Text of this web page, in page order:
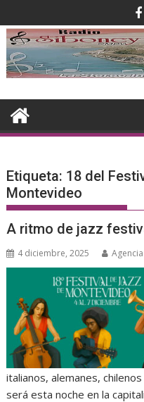
al
contenido
Etiqueta: 18 del
Montevideo
A ritmo de jazz
4 diciembre, 2025
italianos, alemanes,
será esta noche en la